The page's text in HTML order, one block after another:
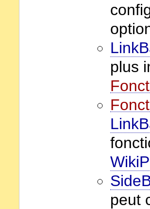
plus
peut